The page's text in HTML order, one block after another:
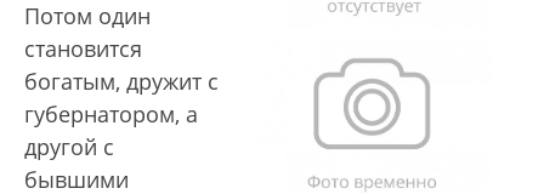
Потом один
становится
богатым, дружит с
губернатором, а
другой с
бывшими